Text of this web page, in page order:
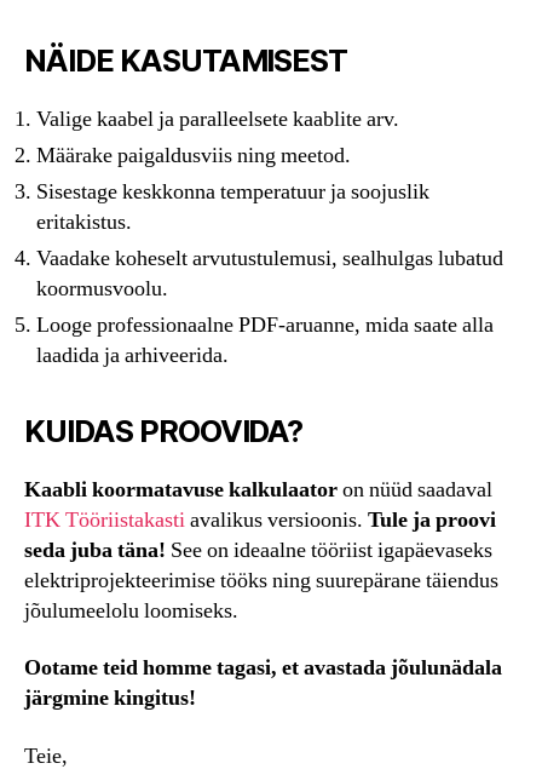
NÄIDE KASUTAMISEST
Valige kaabel ja paralleelsete kaablite arv.
Määrake paigaldusviis ning meetod.
Sisestage keskkonna temperatuur ja soojuslik
eritakistus.
Vaadake koheselt arvutustulemusi, sealhulgas lubatud
koormusvoolu.
Looge professionaalne PDF-aruanne, mida saate alla
laadida ja arhiveerida.
KUIDAS PROOVIDA?
Kaabli koormatavuse kalkulaatoron nüüd saadaval
ITK Tööriistakastiavalikus versioonis. Tule ja proovi
seda juba täna! See on ideaalne tööriist igapäevaseks
elektriprojekteerimise tööks ning suurepärane täiendus
jõulumeelolu loomiseks.
Ootame teid homme tagasi, et avastada jõulunädala
järgmine kingitus!
Teie,